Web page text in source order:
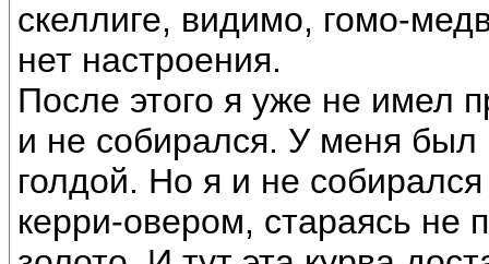
скеллиге, видимо, гомо-
нет настроения.
После этого я уже не имел
и не собирался. У меня
голдой. Но я и не
керри-овером, стараясь не